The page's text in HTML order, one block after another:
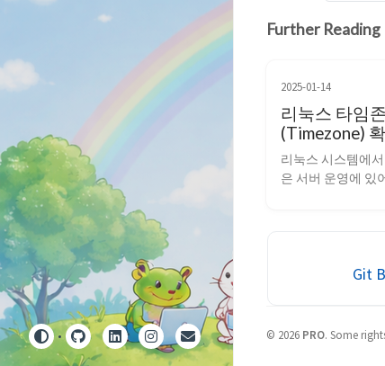
Further Reading
2025-01-14
리눅스 타임존
(Timezone)
방법
리눅스 시스템에
은 서버 운영에 있
현재 시스템의 타
기 위해서는Git
© 2026 PRO. Some